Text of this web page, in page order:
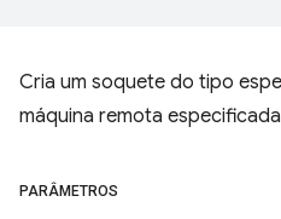
Cria um soquete do tipo
máquina remota
PARÂMETROS